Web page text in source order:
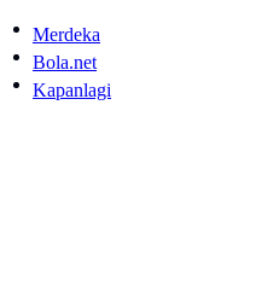
Merdeka
Bola.net
Kapanlagi